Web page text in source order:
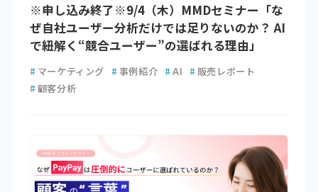
※申し込み終了※9/4（木）MMDセミナー「な
ぜ自社ユーザー分析だけでは足りないのか？ AI
で紐解く“競合ユーザー”の選ばれる理由」
# マーケティング # 事例紹介 # AI # 販売レポート
# 顧客分析